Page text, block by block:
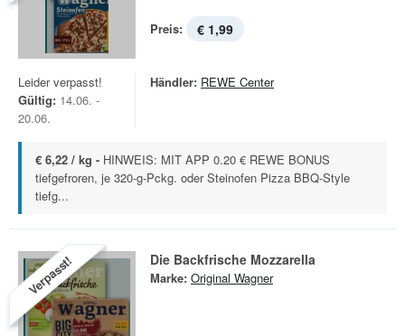
Preis: € 1,99
Leider verpasst!
Gültig: 14.06. -
20.06.
Händler: REWE Center
€ 6,22 / kg - HINWEIS: MIT APP 0.20 € REWE BONUS
tiefgefroren, je 320-g-Pckg. oder Steinofen Pizza BBQ-Style
tiefg...
Verpasst! Die Backfrische Mozzarella
Marke: Original Wagner